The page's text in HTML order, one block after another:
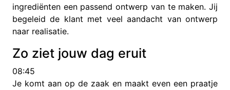
ingrediënten een passend ontwerp van te maken. Jij
begeleid de klant met veel aandacht van ontwerp
naar realisatie.
Zo ziet jouw dag eruit
08:45
Je komt aan op de zaak en maakt even een praatje